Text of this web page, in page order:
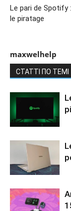
Le pari de Spotify
le piratage
maxwelhelp
СТАТТІ ПО ТЕМІ